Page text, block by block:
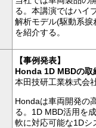
る。本講演ではハイ
解析モデル(駆動系
を紹介する。
【事例発表】
Honda 1D MBDの取
本田技研工業株
Hondaは車両開発の
る。1D MBD活用を
軟に対応可能な1Dシ